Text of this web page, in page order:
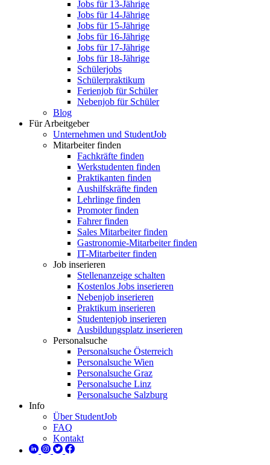
Jobs für 13-Jährige
Jobs für 14-Jährige
Jobs für 15-Jährige
Jobs für 16-Jährige
Jobs für 17-Jährige
Jobs für 18-Jährige
Schülerjobs
Schülerpraktikum
Ferienjob für Schüler
Nebenjob für Schüler
Blog
Für Arbeitgeber
Unternehmen und StudentJob
Mitarbeiter finden
Fachkräfte finden
Werkstudenten finden
Praktikanten finden
Aushilfskräfte finden
Lehrlinge finden
Promoter finden
Fahrer finden
Sales Mitarbeiter finden
Gastronomie-Mitarbeiter finden
IT-Mitarbeiter finden
Job inserieren
Stellenanzeige schalten
Kostenlos Jobs inserieren
Nebenjob inserieren
Praktikum inserieren
Studentenjob inserieren
Ausbildungsplatz inserieren
Personalsuche
Personalsuche Österreich
Personalsuche Wien
Personalsuche Graz
Personalsuche Linz
Personalsuche Salzburg
Info
Über StudentJob
FAQ
Kontakt